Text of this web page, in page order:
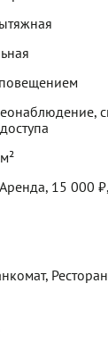
15 000